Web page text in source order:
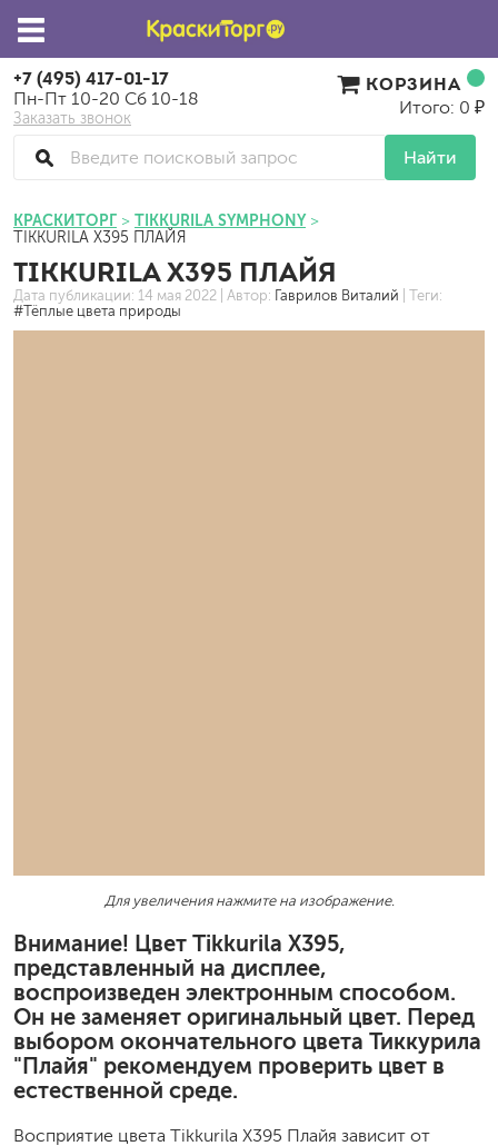
+7 (495) 417-01-17
Пн-Пт 10-20 Сб 10-18
Заказать звонок
Найти
КОРЗИНА
Итого: 0 ₽
КРАСКИТОРГ TIKKURILA SYMPHONY
TIKKURILA X395 ПЛАЙЯ
TIKKURILA X395 ПЛАЙЯ
Дата публикации: 14 мая 2022 | Автор: Гаврилов Виталий | Теги:
#Тёплые цвета природы
Для увеличения нажмите на изображение.
Внимание! Цвет Tikkurila X395,
представленный на дисплее,
воспроизведен электронным способом.
Он не заменяет оригинальный цвет. Перед
выбором окончательного цвета Тиккурила
"Плайя" рекомендуем проверить цвет в
естественной среде.
Восприятие цвета Tikkurila X395 Плайя зависит от